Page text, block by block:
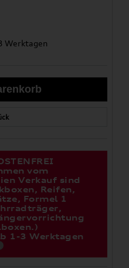
Werktagen
vom
Verkauf sind
Reifen,
Formel 1
1-3 Werktagen